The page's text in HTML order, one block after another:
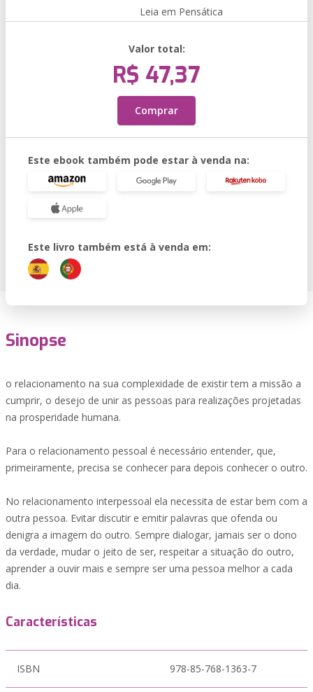
Leia em Pensática
Valor total:
R$ 47,37
Comprar
Este ebook também pode estar à venda na:
Este livro também está à venda em:
Sinopse
o relacionamento na sua complexidade de existir tem a missão a
cumprir, o desejo de unir as pessoas para realizações projetadas
na prosperidade humana.
Para o relacionamento pessoal é necessário entender, que,
primeiramente, precisa se conhecer para depois conhecer o outro.
No relacionamento interpessoal ela necessita de estar bem com a
outra pessoa. Evitar discutir e emitir palavras que ofenda ou
denigra a imagem do outro. Sempre dialogar, jamais ser o dono
da verdade, mudar o jeito de ser, respeitar a situação do outro,
aprender a ouvir mais e sempre ser uma pessoa melhor a cada
dia.
Características
ISBN 978-85-768-1363-7